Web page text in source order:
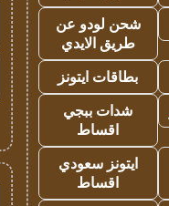
شحن لودو عن
طريق الايدي
بطاقات ايتونز
شدات ببجي
اقساط
ايتونز سعودي
اقساط